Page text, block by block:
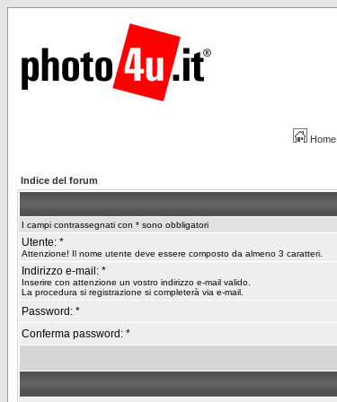
Home
Indice del forum
I campi contrassegnati con * sono obbligatori
Utente: *
Attenzione! Il nome utente deve essere composto da almeno 3 caratteri.
Indirizzo e-mail: *
Inserire con attenzione un vostro indirizzo e-mail valido.
La procedura si registrazione si completerà via e-mail.
Password: *
Conferma password: *